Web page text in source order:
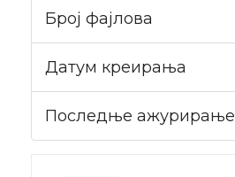
Број фајлова
Датум креирања
Последње ажурирање